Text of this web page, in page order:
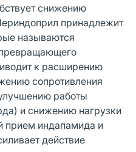
снижению
принадлежит
называются
к расширению
сопротивления
работы
и снижению нагрузки
прием индапамида и
действие